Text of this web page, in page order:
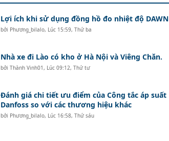
Lợi ích khi sử dụng đồng hồ đo nhiệt độ DAWN
bởi Phương_bilalo, Lúc 15:59, Thứ ba
Nhà xe đi Lào có kho ở Hà Nội và Viêng Chăn.
bởi Thành Vinh01, Lúc 09:12, Thứ tư
Đánh giá chi tiết ưu điểm của Công tắc áp suất
Danfoss so với các thương hiệu khác
bởi Phương_bilalo, Lúc 16:58, Thứ sáu